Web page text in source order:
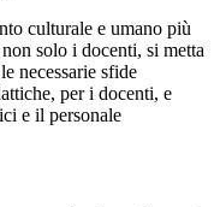
culturale e umano più
solo i docenti, si metta
necessarie sfide
per i docenti, e
e il personale